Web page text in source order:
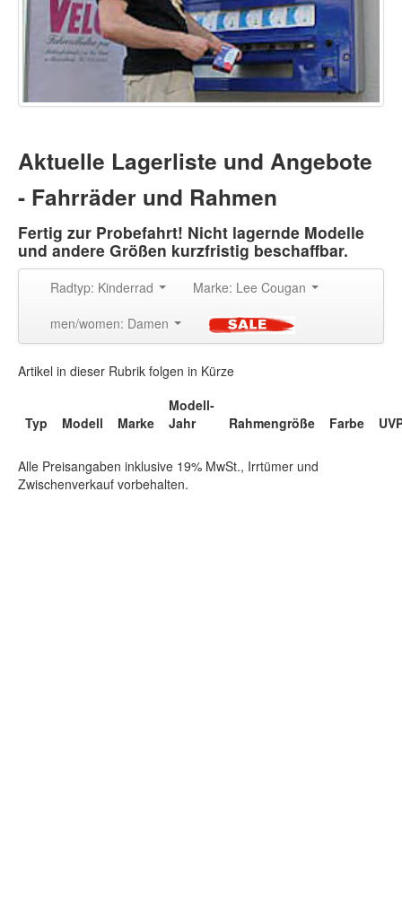
Aktuelle Lagerliste und Angebote
- Fahrräder und Rahmen
Fertig zur Probefahrt! Nicht lagernde Modelle
und andere Größen kurzfristig beschaffbar.
Radtyp: Kinderrad
Marke: Lee Cougan
men/women: Damen
Artikel in dieser Rubrik folgen in Kürze
Typ Modell Marke
Modell-
Jahr
Rahmengröße Farbe
Alle Preisangaben inklusive 19% MwSt., Irrtümer und
Zwischenverkauf vorbehalten.